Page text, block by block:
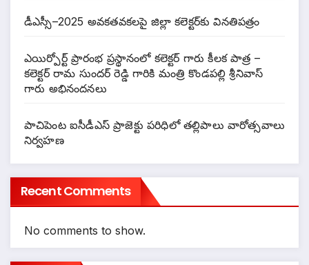
డీఎస్సీ–2025 అవకతవకలపై జిల్లా కలెక్టర్‌కు వినతిపత్రం
ఎయిర్పోర్ట్ ప్రారంభ ప్రస్థానంలో కలెక్టర్ గారు కీలక పాత్ర –
కలెక్టర్ రామ సుందర్ రెడ్డి గారికి మంత్రి కొండపల్లి శ్రీనివాస్
గారు అభినందనలు
పాచిపెంట ఐసీడీఎస్ ప్రాజెక్టు పరిధిలో తల్లిపాలు వారోత్సవాలు
నిర్వహణ
Recent Comments
No comments to show.